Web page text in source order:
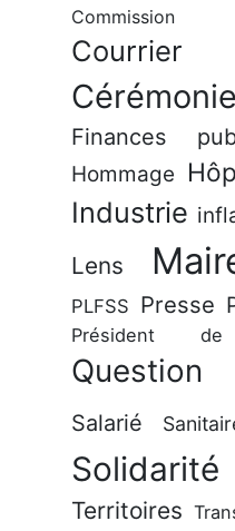
Commission
Courrier
Cérémonie
Finances
Hommage
Industrie
Lens
PLFSS Presse
Président
Question
Salarié
Solidarité
Territoires